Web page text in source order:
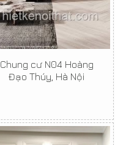
Chung cư N04 Hoàng
Đạo Thúy, Hà Nội